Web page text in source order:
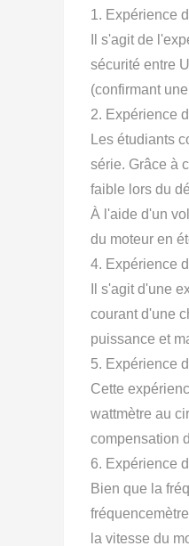
1. Expérience
Il s'agit de
sécurité entre
(confirmant
2. Expérience
Les étudiants
série. Grâce à
faible lors du
À l'aide d'un
du moteur en
4. Expérience
Il s'agit d'une
courant d'une
puissance et
5. Expérience
Cette
wattmètre au
compensation
6. Expérience
Bien que la
la vitesse du